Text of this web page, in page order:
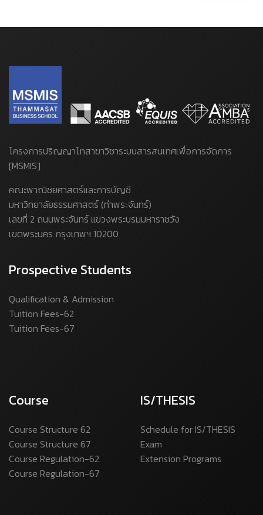
โครงการปริญญาโทสาขาวิชาระบบสารสนเทศเพื่อการจัดการ
[MSMIS]
คณะพาณิชยศาสตร์และการบัญชี
มหาวิทยาลัยธรรมศาสตร์ (ท่าพระจันทร์)
เลขที่ 2 ถนนพระจันทร์ แขวงพระบรมมหาราชวัง
เขตพระนคร กรุงเทพฯ 10200
Prospective Students
Qualification & Admission
Tuition Fees-62
Tuition Fees-67
Course
Course Structure 62
Course Structure 67
Course Regulation-62
Course Regulation-67
IS/THESIS
Schedule for IS/THESIS
Exam
Extension Programs